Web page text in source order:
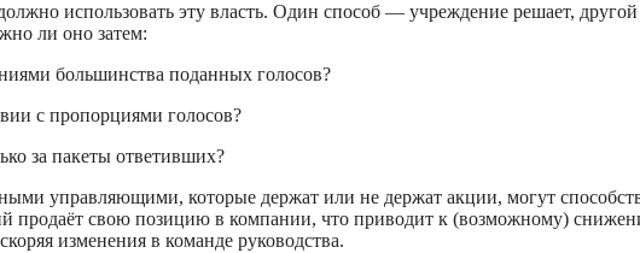
использовать эту власть. Один способ — учреждение решает,
ли оно затем:
большинства поданных голосов?
с пропорциями голосов?
за пакеты ответивших?
управляющими, которые держат или не держат акции, могут
продаёт свою позицию в компании, что приводит к (возможному)
изменения в команде руководства.